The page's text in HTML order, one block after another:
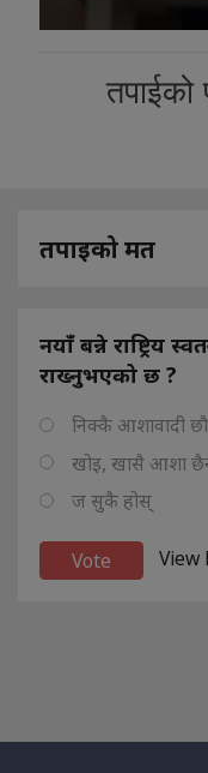
तपाईको
तपाइको मत
नयाँ बन्ने राष्ट्रिय
राख्नुभएको छ ?
निक्कै आशावादी छौ
खोइ, खासै आशा
ज सुकै होस्
View